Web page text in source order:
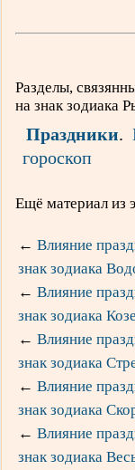
Разделы,
на знак зодиака
Праздники.
гороскоп
Ещё материал из
← Влияние
знак зодиака
← Влияние
знак зодиака
← Влияние
знак зодиака
← Влияние
знак зодиака
← Влияние
знак зодиака